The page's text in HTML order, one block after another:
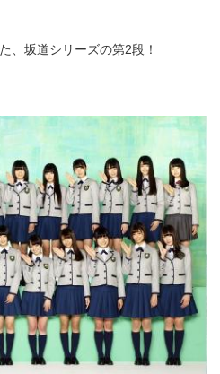
、坂道シリーズの第2段！